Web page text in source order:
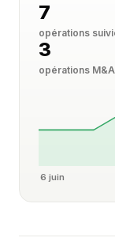
7
opérations
3
opérations M&A
6 juin